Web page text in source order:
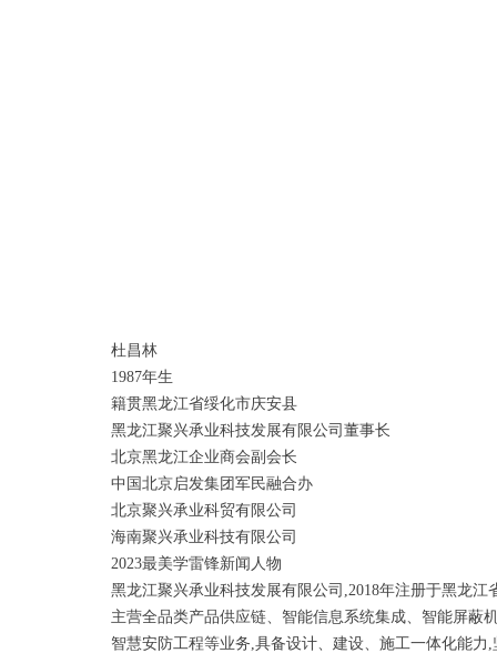
杜昌林
1987年生
籍贯黑龙江省绥化市庆安县
黑龙江聚兴承业科技发展有限公司董事长
北京黑龙江企业商会副会长
中国北京启发集团军民融合办
北京聚兴承业科贸有限公司
海南聚兴承业科技有限公司
2023最美学雷锋新闻人物
黑龙江聚兴承业科技发展有限公司,2018年注册于黑龙江
主营全品类产品供应链、智能信息系统集成、智能屏蔽
智慧安防工程等业务,具备设计、建设、施工一体化能力